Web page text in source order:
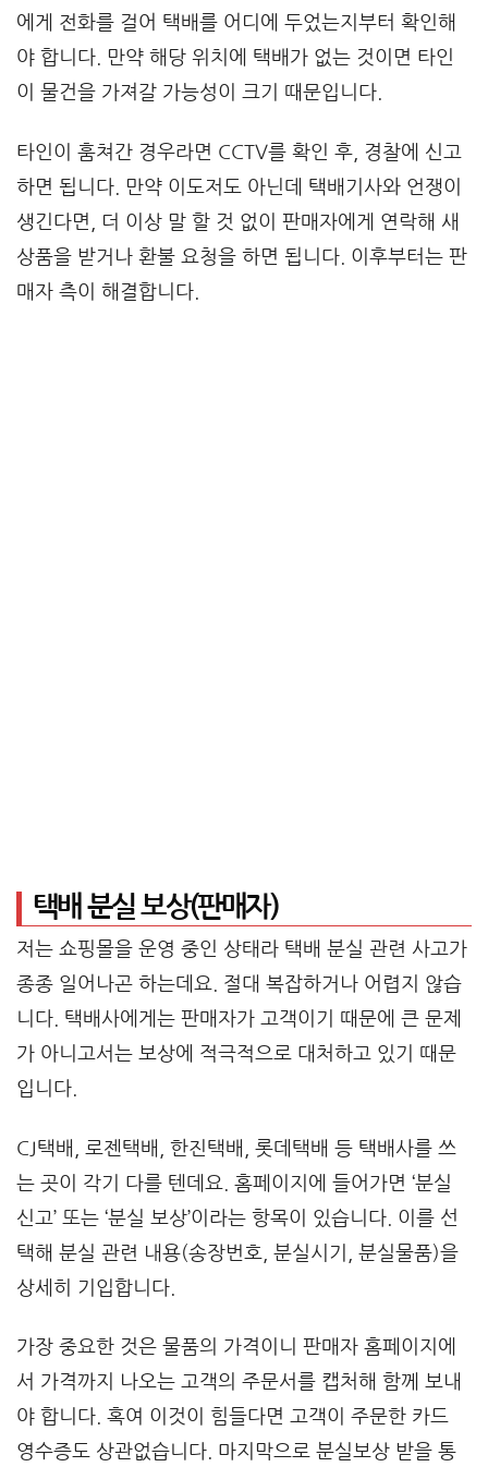
에게 전화를 걸어 택배를 어디에 두었는지부터 확인해
야 합니다. 만약 해당 위치에 택배가 없는 것이면 타인
이 물건을 가져갈 가능성이 크기 때문입니다.
타인이 훔쳐간 경우라면 CCTV를 확인 후, 경찰에 신고
하면 됩니다. 만약 이도저도 아닌데 택배기사와 언쟁이
생긴다면, 더 이상 말 할 것 없이 판매자에게 연락해 새
상품을 받거나 환불 요청을 하면 됩니다. 이후부터는 판
매자 측이 해결합니다.
택배 분실 보상(판매자)
저는 쇼핑몰을 운영 중인 상태라 택배 분실 관련 사고가
종종 일어나곤 하는데요. 절대 복잡하거나 어렵지 않습
니다. 택배사에게는 판매자가 고객이기 때문에 큰 문제
가 아니고서는 보상에 적극적으로 대처하고 있기 때문
입니다.
CJ택배, 로젠택배, 한진택배, 롯데택배 등 택배사를 쓰
는 곳이 각기 다를 텐데요. 홈페이지에 들어가면 ‘분실
신고’ 또는 ‘분실 보상’이라는 항목이 있습니다. 이를 선
택해 분실 관련 내용(송장번호, 분실시기, 분실물품)을
상세히 기입합니다.
가장 중요한 것은 물품의 가격이니 판매자 홈페이지에
서 가격까지 나오는 고객의 주문서를 캡처해 함께 보내
야 합니다. 혹여 이것이 힘들다면 고객이 주문한 카드
영수증도 상관없습니다. 마지막으로 분실보상 받을 통